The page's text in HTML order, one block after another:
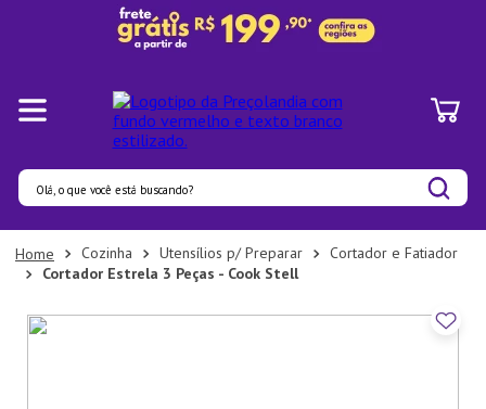
Olá, o que você está buscando?
Cozinha Utensílios p/ Preparar
Cortador e Fatiador
Cortador Estrela 3 Peças - Cook Stell
Termos mais buscados
1º
Panelas
2º
Pratos